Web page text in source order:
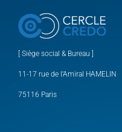
[ Siège social & Bureau ]
11-17 rue de l’Amiral HAMELIN
75116 Paris